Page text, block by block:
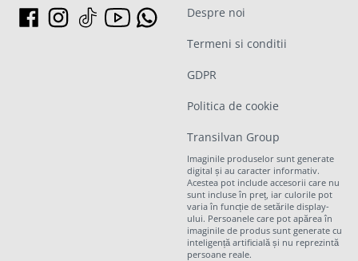
Despre noi
Termeni si conditii
GDPR
Politica de cookie
Transilvan Group
Imaginile produselor sunt generate
digital și au caracter informativ.
Acestea pot include accesorii care nu
sunt incluse în preț, iar culorile pot
varia în funcție de setările display-
ului. Persoanele care pot apărea în
imaginile de produs sunt generate cu
inteligență artificială și nu reprezintă
persoane reale.